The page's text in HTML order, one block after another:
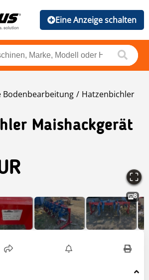
Eine Anzeige schalten
Bodenbearbeitung Hatzenbichler
Maishackgerät
8